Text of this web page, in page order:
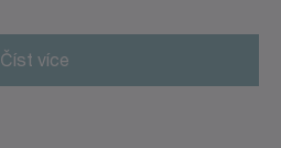
Číst více